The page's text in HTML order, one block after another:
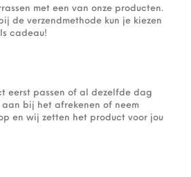
met een van onze producten.
de verzendmethode kun je kiezen
cadeau!
eerst passen of al dezelfde dag
bij het afrekenen of neem
en wij zetten het product voor jou